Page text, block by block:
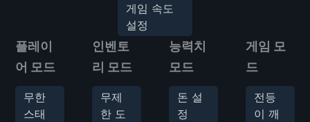
게임 속도
설정
플레이
어 모드
무한
스태
인벤토
리 모드
무제
한 도
능력치
모드
돈 설
정
게임 모
드
전등
이 깨